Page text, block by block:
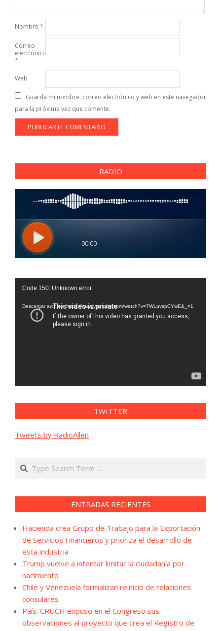
Nombre *
Correo
electrónico
*
Web
Guarda mi nombre, correo electrónico y web en este navegador
para la próxima vez que comente.
RADIO
Reproductor
vídeo
Code 150: Unknown error.
Descargar archivo: https://www.youtube.com/watch?v=7WLuvspCYwE&_=1
TWITTER
Tweets by RadioAllen
Search
ENTRADAS RECIENTES
Hacienda crea Grupo de Trabajo para la Exportación
de Servicios Financieros y prioriza el desarrollo de
esta industria
Trump vuelve a intentar limitar la ciudadanía por
nacimiento
Chile y Venezuela formalizan reinicio de relaciones
consulares
País: CRUCH expuso en el Congreso sus
observaciones al proyecto que crea el Registro de